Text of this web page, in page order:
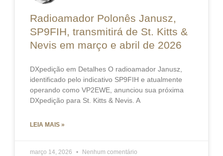
Radioamador Polonês Janusz,
SP9FIH, transmitirá de St. Kitts &
Nevis em março e abril de 2026
DXpedição em Detalhes O radioamador Janusz,
identificado pelo indicativo SP9FIH e atualmente
operando como VP2EWE, anunciou sua próxima
DXpedição para St. Kitts & Nevis. A
LEIA MAIS »
março 14, 2026 Nenhum comentário